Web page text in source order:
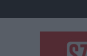
to